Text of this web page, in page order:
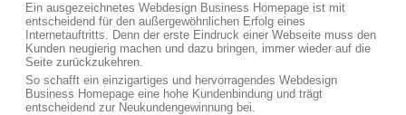
Ein ausgezeichnetes Webdesign Business Homepage ist mit
entscheidend für den außergewöhnlichen Erfolg eines
Internetauftritts. Denn der erste Eindruck einer Webseite muss den
Kunden neugierig machen und dazu bringen, immer wieder auf die
Seite zurückzukehren.
So schafft ein einzigartiges und hervorragendes Webdesign
Business Homepage eine hohe Kundenbindung und trägt
entscheidend zur Neukundengewinnung bei.